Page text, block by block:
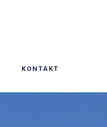
KONTAKT